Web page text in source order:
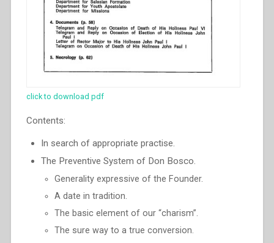
click to download pdf
Contents:
In search of appropriate practise.
The Preventive System of Don Bosco.
Generality expressive of the Founder.
A date in tradition.
The basic element of our “charism”.
The sure way to a true conversion.